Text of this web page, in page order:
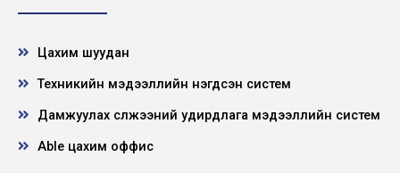
уулзалт зохион байгууллаа.
2025-09-22
салбар, ээлжийн монтёр
Цахим шуудан
Техникийн мэдээллийн нэгдсэн систем
Дамжуулах сүлжээний удирдлага мэдээллийн систем
Able цахим оффис